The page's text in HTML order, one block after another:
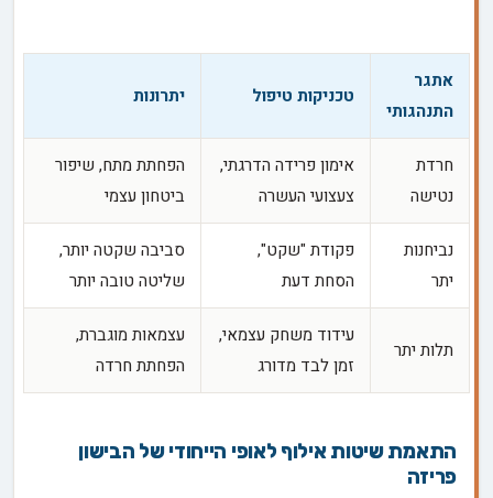
אתגר
התנהגותי
טכניקות טיפול יתרונות
חרדת
נטישה
אימון פרידה הדרגתי,
צעצועי העשרה
הפחתת מתח, שיפור
ביטחון עצמי
נביחנות
יתר
פקודת "שקט",
הסחת דעת
סביבה שקטה יותר,
שליטה טובה יותר
תלות יתר
עידוד משחק עצמאי,
זמן לבד מדורג
עצמאות מוגברת,
הפחתת חרדה
התאמת שיטות אילוף לאופי הייחודי של הבישון
פריזה